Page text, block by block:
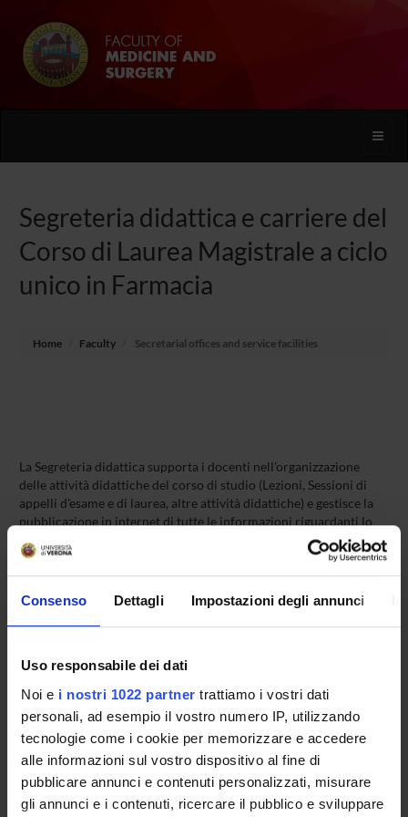
Consenso Dettagli Impostazioni degli annunci
Uso responsabile dei dati
Noi e i nostri 1022 partner trattiamo i vostri dati
personali, ad esempio il vostro numero IP, utilizzando
tecnologie come i cookie per memorizzare e accedere
alle informazioni sul vostro dispositivo al fine di
pubblicare annunci e contenuti personalizzati, misurare
gli annunci e i contenuti, ricercare il pubblico e sviluppare
Toggle
Segreteria didattica e carriere del
Corso di Laurea Magistrale a ciclo
unico in Farmacia
Home Faculty Secretarial offices and service facilities
La Segreteria didattica supporta i docenti nell’organizzazione
delle attività didattiche del corso di studio (Lezioni, Sessioni di
appelli d'esame e di laurea, altre attività didattiche) e gestisce la
pubblicazione in internet di tutte le informazioni riguardanti lo
svolgimento della didattica (oraio delle lezioni, regolamenti,
scadenze, programmi dei corsi, calendari, avvisi, altro).
Consulta la paginaGestione carriere studenti - Farmaciaper
Manager
Maria Letizia De Battisti
Telephone
39 045 8028740
E-mail